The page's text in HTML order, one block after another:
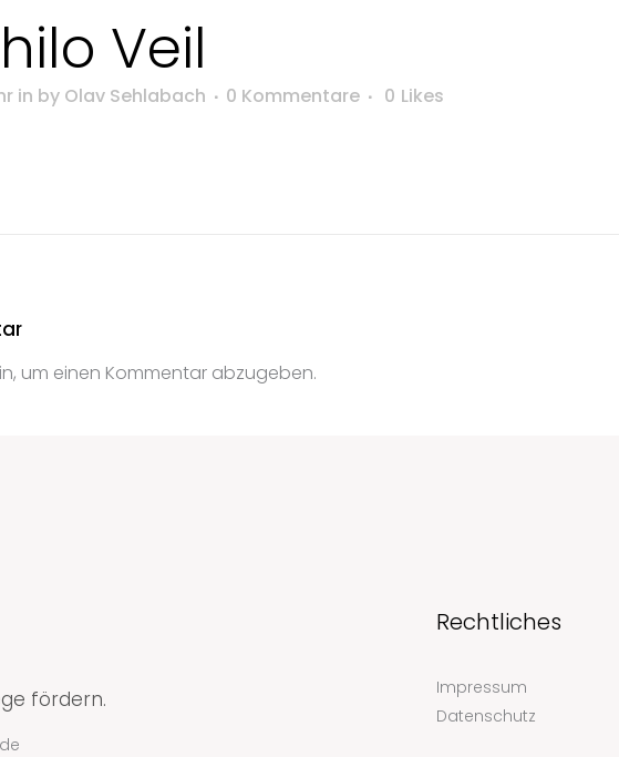
Veil
in by Olav Sehlabach 0 Kommentare 0 Likes
um einen Kommentar abzugeben.
fördern.
Rechtliches
Impressum
Datenschutz